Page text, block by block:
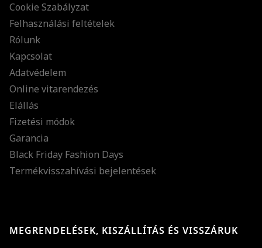
Cookie Szabályzat
Felhasználási feltételek
Rólunk
Kapcsolat
Adatvédelem
Online vitarendezés
Elállás
Fizetési módok
Garancia
Black Friday Fashion Days
Termékvisszahívási bejelentések
MEGRENDELÉSEK, KISZÁLLÍTÁS ÉS VISSZÁRUK